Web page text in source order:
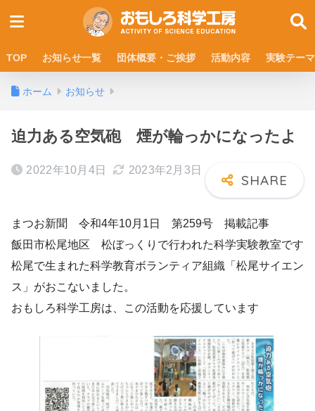
TOP お知らせ一覧 団体概要・ご挨拶 活動内容 実験テーマ
ホーム お知らせ
迫力ある空気砲 煙が輪っかになったよ
2022年10月4日 2023年2月3日
まつお新聞 令和4年10月1日 第259号 掲載記事
飯田市松尾地区 松ぼっくりで行われた科学実験教室です
松尾で生まれた科学教育ボランティア組織「松尾サイエン
ス」がおこないました。
おもしろ科学工房は、この活動を応援しています